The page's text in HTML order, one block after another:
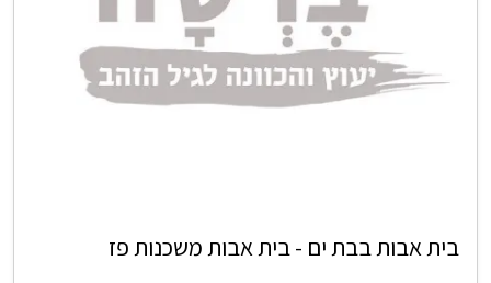
בית אבות בבת ים - בית אבות משכנות פז